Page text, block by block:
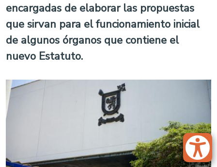
encargadas de elaborar las propuestas
que sirvan para el funcionamiento inicial
de algunos órganos que contiene el
nuevo Estatuto.